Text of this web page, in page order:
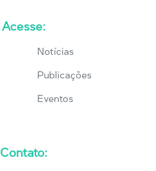
Acesse:
Notícias
Publicações
Eventos
Contato: